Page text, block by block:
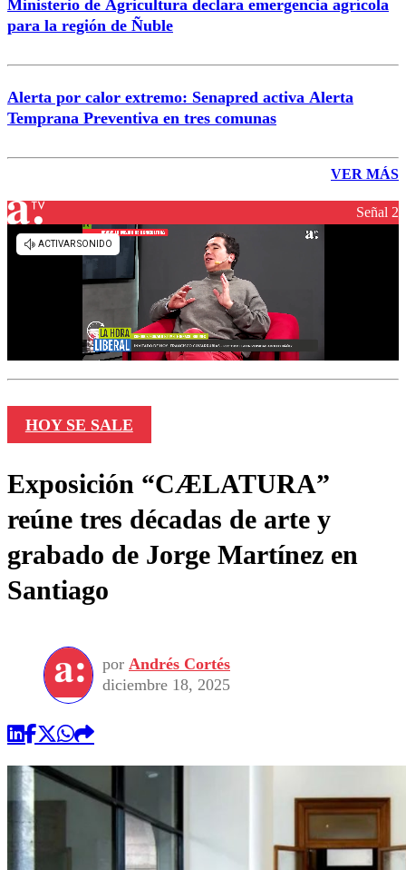
Ministerio de Agricultura declara emergencia agrícola
para la región de Ñuble
Alerta por calor extremo: Senapred activa Alerta
Temprana Preventiva en tres comunas
VER MÁS
Señal 2
HOY SE SALE
Exposición “CÆLATURA”
reúne tres décadas de arte y
grabado de Jorge Martínez en
Santiago
por Andrés Cortés
diciembre 18, 2025